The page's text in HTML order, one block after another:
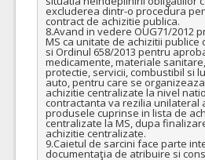
COD CPV: 33111710-1 Accesorii
VALOAREA ESTIMATA FARA
TVA:
1.050,00 - 105.000,00 Leu
3. Cateter ghid cu flexibilitate
COD CPV: 33111710-1 Accesorii
VALOAREA ESTIMATA FARA
excluderea dintr-o procedura
contract de achizitie publica.
8.Avand in vedere OUG71/2012
MS ca unitate de achizitii publice
si Ordinul 658/2013 pentru
medicamente, materiale
protectie, servicii, combustibil si
auto, pentru care se
achizitie centralizate la nivel
contractanta va rezilia unilateral
produsele cuprinse in lista de
centralizate la MS, dupa
achizitie centralizate.
9.Caietul de sarcini face parte
documentaţia de atribuire si